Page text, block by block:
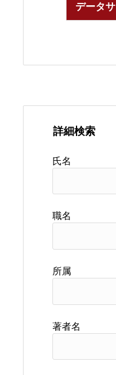
データ
詳細検索
氏名
職名
所属
著者名